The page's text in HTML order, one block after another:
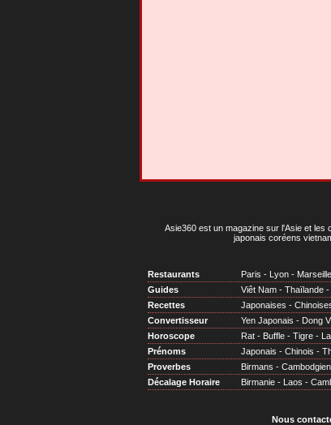
Asie360 est un magazine sur l'Asie et les
japonais coréens
Restaurants Paris - Lyon - Marseille
Guides
Viêt Nam - Thaïlande -
Recettes
Japonaises -
Convertisseur
Yen Japonais - Dong
Horoscope
Rat - Buffle - Tigre -
Prénoms
Japonais - Chinois -
Proverbes
Birmans -
Décalage Horaire
Birmanie - Laos -
Nous